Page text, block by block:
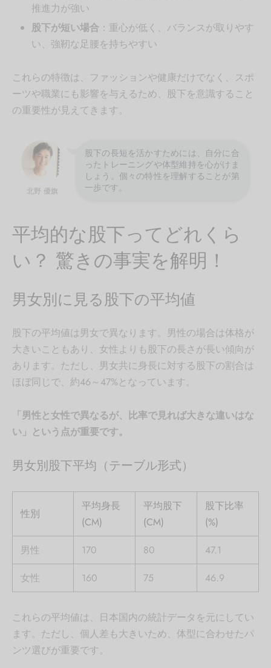
推進力が強い
股下が短い場合：重心が低く、バランスが取りやす
い、強靭な足腰を持ちやすい
これらの特徴は、ファッションや健康だけでなく、スポ
ーツや職業にも影響を与えるため、股下を意識すること
の重要性が見えてきます。
北野 優旗
股下の長短を活かすためには、自分に合
ったトレーニングや体型維持を心がけま
しょう。個々の特性を理解することが第
一歩です。
平均的な股下ってどれくら
い？ 驚きの事実を解明！
男女別に見る股下の平均値
股下の平均値は男女で異なります。男性の場合は体格が
大きいこともあり、女性よりも股下の長さが長い傾向が
あります。ただし、男女共に身長に対する股下の割合は
ほぼ同じで、約46～47%となっています。
「男性と女性で異なるが、比率で見れば大きな違いはな
い」という点が重要です。
男女別股下平均（テーブル形式）
性別
平均身長
(CM)
平均股下
(CM)
股下比率
(%)
男性
170 80
47.1
女性
160 75 46.9
これらの平均値は、日本国内の統計データを元にしてい
ます。ただし、個人差も大きいため、体型に合わせたパ
ンツ選びが重要です。